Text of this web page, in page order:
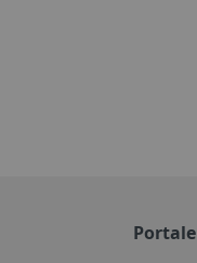
Portale